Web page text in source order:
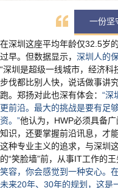
一份坚
在深圳这座平均年龄仅32.5岁
过早。但数据显示， 深圳人的
“深圳是超级一线城市，经济科
步伐都比别人快，说话做事讲
跑。郑扬对此也深有体会： “深
更前沿。最大的挑战是要有足
资。”他认为，HWP必须具备
知识，还要掌握前沿讯息，才
这种专业主义的追求，与深圳
的“笑脸墙”前，从事IT工作的王
笑容，你会感觉到一种安心。
未来20年、30年的规划，这是